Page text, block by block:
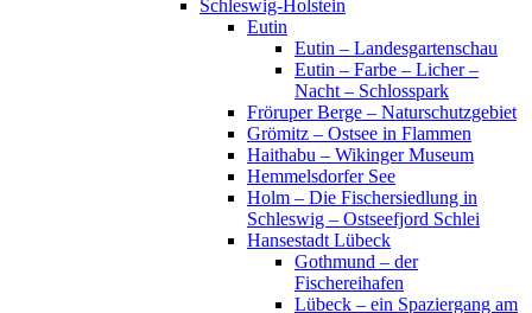
Schleswig-Holstein
Eutin
Eutin – Landesgartenschau
Eutin – Farbe – Licher –
Nacht – Schlosspark
Fröruper Berge – Naturschutzgebiet
Grömitz – Ostsee in Flammen
Haithabu – Wikinger Museum
Hemmelsdorfer See
Holm – Die Fischersiedlung in
Schleswig – Ostseefjord Schlei
Hansestadt Lübeck
Gothmund – der
Fischereihafen
Lübeck – ein Spaziergang am